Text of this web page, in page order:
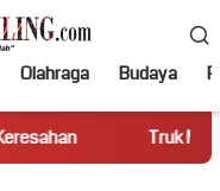
Olahraga Budaya
Truk Miring Hambat Arus